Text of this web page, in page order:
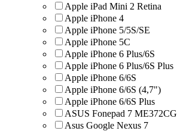
Apple iPad Mini 2 Retina
Apple iPhone 4
Apple iPhone 5/5S/SE
Apple iPhone 5C
Apple iPhone 6 Plus/6S
Apple iPhone 6 Plus/6S Plus
Apple iPhone 6/6S
Apple iPhone 6/6S (4,7")
Apple iPhone 6/6S Plus
ASUS Fonepad 7 ME372CG
Asus Google Nexus 7